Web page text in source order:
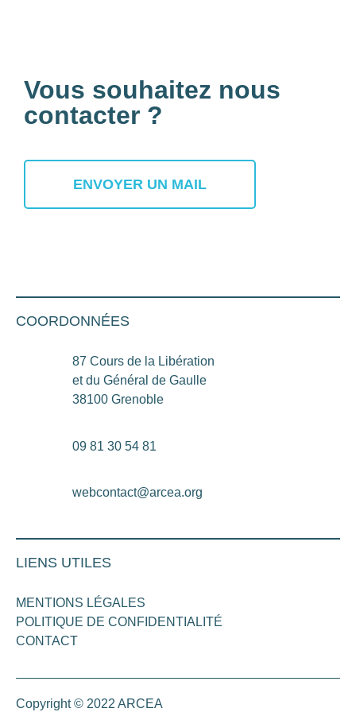
Vous souhaitez nous
contacter ?
ENVOYER UN MAIL
COORDONNÉES
87 Cours de la Libération
et du Général de Gaulle
38100 Grenoble
09 81 30 54 81
webcontact@arcea.org
LIENS UTILES
MENTIONS LÉGALES
POLITIQUE DE CONFIDENTIALITÉ
CONTACT
Copyright © 2022 ARCEA